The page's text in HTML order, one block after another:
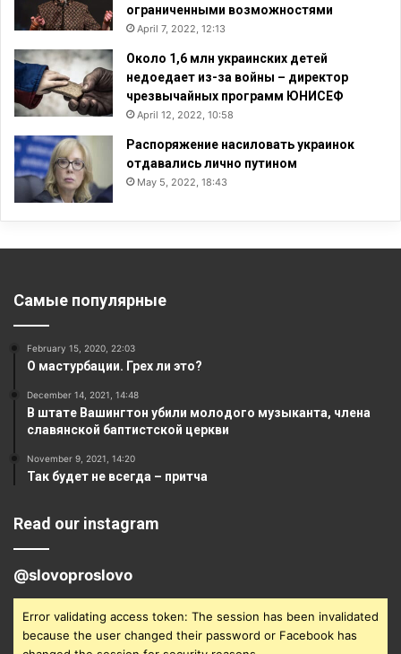
ограниченными возможностями
April 7, 2022, 12:13
Около 1,6 млн украинских детей
недоедает из-за войны – директор
чрезвычайных программ ЮНИСЕФ
April 12, 2022, 10:58
Распоряжение насиловать украинок
отдавались лично путином
May 5, 2022, 18:43
Самые популярные
February 15, 2020, 22:03
О мастурбации. Грех ли это?
December 14, 2021, 14:48
В штате Вашингтон убили молодого музыканта, члена
славянской баптистской церкви
November 9, 2021, 14:20
Так будет не всегда – притча
Read our instagram
@slovoproslovo
Error validating access token: The session has been invalidated
because the user changed their password or Facebook has